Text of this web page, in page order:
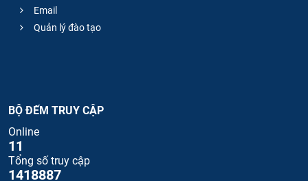
Email
Quản lý đào tạo
BỘ ĐẾM TRUY CẬP
Online
11
Tổng số truy cập
1418887